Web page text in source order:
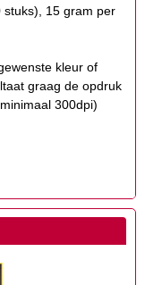
15 gram per
kleur of
graag de opdruk
300dpi)